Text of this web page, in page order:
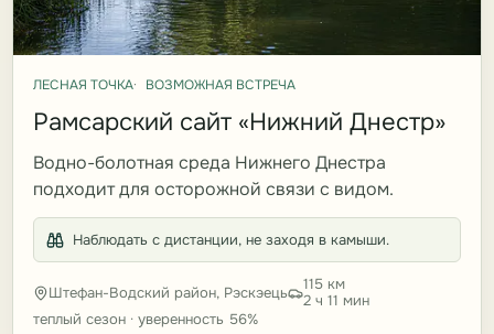
ЛЕСНАЯ ТОЧКА ВОЗМОЖНАЯ ВСТРЕЧА
Рамсарский сайт «Нижний Днестр»
Водно-болотная среда Нижнего Днестра
подходит для осторожной связи с видом.
Наблюдать с дистанции, не заходя в камыши.
Штефан-Водский район, Рэскэець
115 км
2 ч 11 мин
теплый сезон · уверенность 56%